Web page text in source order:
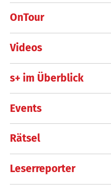
OnTour
Videos
s+ im Überblick
Events
Rätsel
Leserreporter